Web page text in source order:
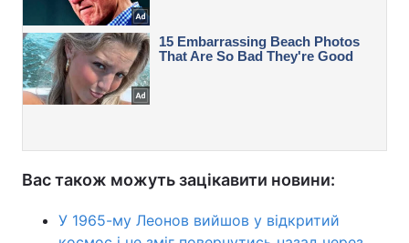
Вас також можуть зацікавити новини:
У 1965-му Леонов вийшов у відкритий